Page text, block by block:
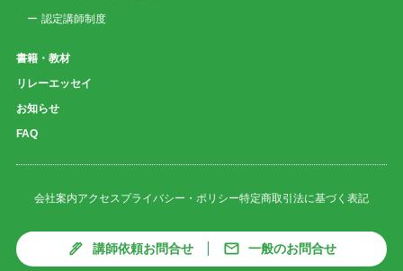
認定講師制度
書籍・教材
リレーエッセイ
お知らせ
FAQ
会社案内アクセスプライバシー・ポリシー特定商取引法に基づく表記
講師依頼お問合せ 一般のお問合せ